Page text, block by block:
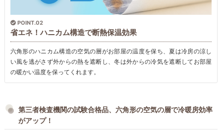
POINT.02
省エネ！ハニカム構造で断熱保温効果
六角形のハニカム構造の空気の層がお部屋の温度を保ち、夏は冷房の涼し
い風を逃がさず外からの熱を遮断し、冬は外からの冷気を遮断してお部屋
の暖かい温度を保ってくれます。
第三者検査機関の試験合格品、六角形の空気の層で冷暖房効率
がアップ！